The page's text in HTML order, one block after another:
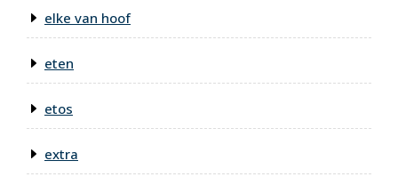
elke van hoof
eten
etos
extra